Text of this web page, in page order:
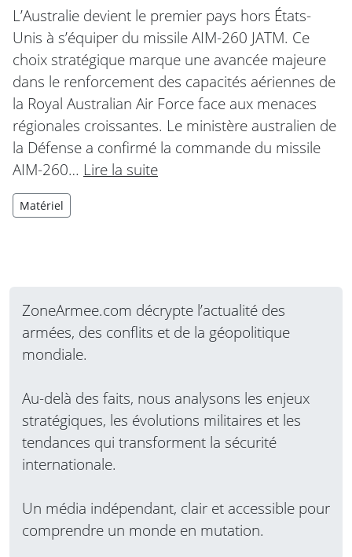
L’Australie devient le premier pays hors États-
Unis à s’équiper du missile AIM-260 JATM. Ce
choix stratégique marque une avancée majeure
dans le renforcement des capacités aériennes de
la Royal Australian Air Force face aux menaces
régionales croissantes. Le ministère australien de
la Défense a confirmé la commande du missile
AIM-260… Lire la suite
Matériel
ZoneArmee.com décrypte l’actualité des
armées, des conflits et de la géopolitique
mondiale.
Au-delà des faits, nous analysons les enjeux
stratégiques, les évolutions militaires et les
tendances qui transforment la sécurité
internationale.
Un média indépendant, clair et accessible pour
comprendre un monde en mutation.